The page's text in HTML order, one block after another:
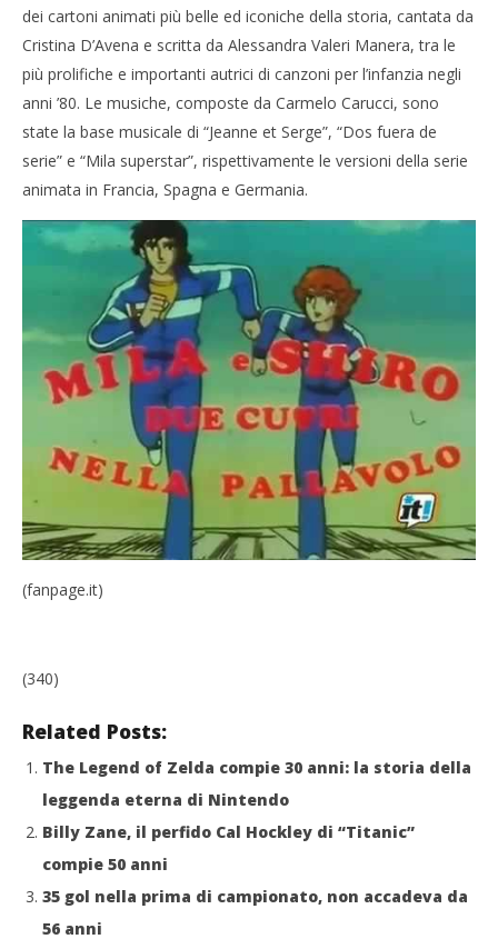
dei cartoni animati più belle ed iconiche della storia, cantata da
Cristina D’Avena e scritta da Alessandra Valeri Manera, tra le
più prolifiche e importanti autrici di canzoni per l’infanzia negli
anni ’80. Le musiche, composte da Carmelo Carucci, sono
state la base musicale di “Jeanne et Serge”, “Dos fuera de
serie” e “Mila superstar”, rispettivamente le versioni della serie
animata in Francia, Spagna e Germania.
(fanpage.it)
(340)
Related Posts:
The Legend of Zelda compie 30 anni: la storia della
leggenda eterna di Nintendo
Billy Zane, il perfido Cal Hockley di “Titanic”
compie 50 anni
35 gol nella prima di campionato, non accadeva da
56 anni